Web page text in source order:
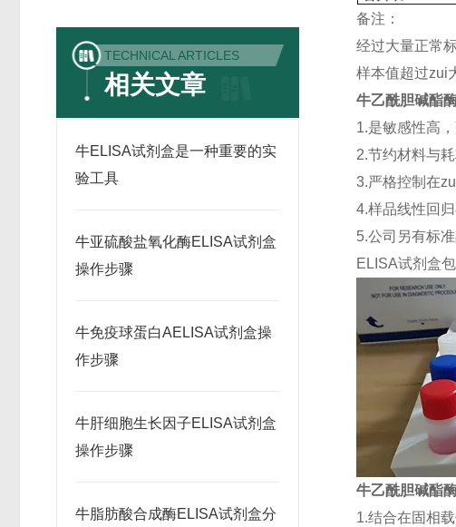
TECHNICAL ARTICLES
相关文章
牛ELISA试剂盒是一种重要的实
验工具
牛亚硫酸盐氧化酶ELISA试剂盒
操作步骤
牛免疫球蛋白AELISA试剂盒操
作步骤
牛肝细胞生长因子ELISA试剂盒
操作步骤
牛脂肪酸合成酶ELISA试剂盒分
备注：
经过大量正常
样本值超过zui
牛乙酰胆碱酯
1.是敏感性高
2.节约材料与
3.严格控制在
4.样品线性回
5.公司另有标
ELISA试剂盒
牛乙酰胆碱酯
1.结合在固相